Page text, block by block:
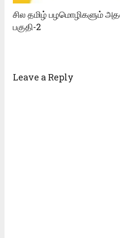
சில தமிழ் பழமொழிகளும்
பகுதி-2
Leave a Reply